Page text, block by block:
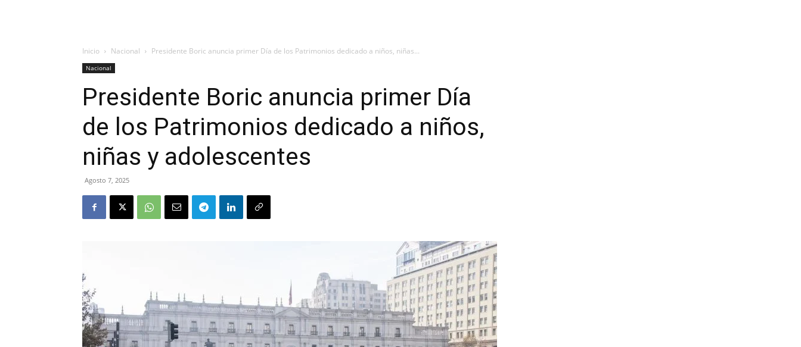
Inicio Nacional Presidente Boric anuncia primer Día de los Patrimonios dedicado a niños, niñas...
Nacional
Presidente Boric anuncia primer Día
de los Patrimonios dedicado a niños,
niñas y adolescentes
Agosto 7, 2025